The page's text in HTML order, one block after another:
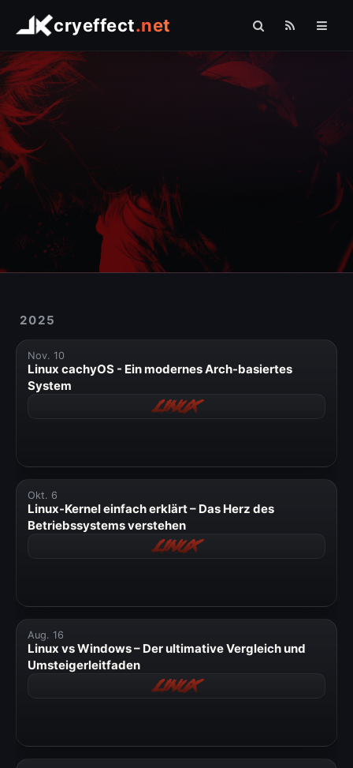
cryeffect.net
2025
Nov. 10
Linux cachyOS - Ein modernes Arch-basiertes
System
Linux
Okt. 6
Linux-Kernel einfach erklärt – Das Herz des
Betriebssystems verstehen
Linux
Aug. 16
Linux vs Windows – Der ultimative Vergleich und
Umsteigerleitfaden
Linux
Startseite
Shop
Arduino
Linux
Raspberry Pi
Logo Comfort
Fotografie
» PHP
» Windows
» Datenschutzerklärung